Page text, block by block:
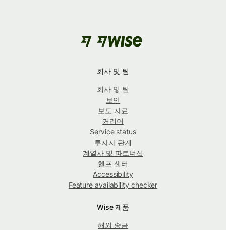
회사 및 팀
회사 및 팀
보안
보도 자료
커리어
Service status
투자자 관계
계열사 및 파트너십
헬프 센터
Accessibility
Feature availability checker
Wise 제품
해외 송금